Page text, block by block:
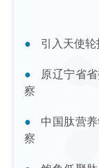
引入天使轮
原辽宁省
察
中国肽营
察